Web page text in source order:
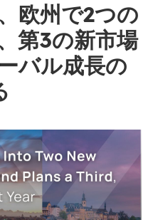
欧州で2つの
第3の新市場
バル成長の